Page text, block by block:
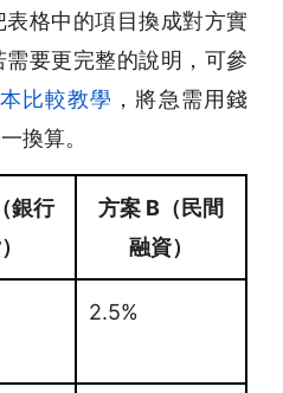
格中的項目換成對方實
要更完整的說明，可參
比較教學 ，將急需用錢
換算。
銀行
方案 B（民間
融資）
2.5%